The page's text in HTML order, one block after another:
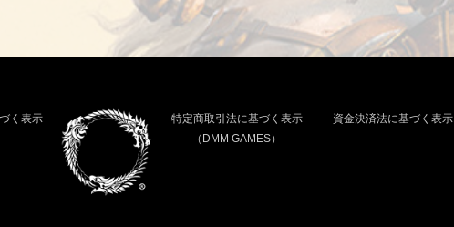
く表示
特定商取引法に基づく表示
（DMM GAMES）
資金決済法に基づく表示